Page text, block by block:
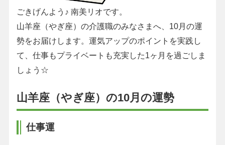
ごきげんよう♪ 南美リオです。
山羊座（やぎ座）の介護職のみなさまへ、10月の運
勢をお届けします。運気アップのポイントを実践し
て、仕事もプライベートも充実した1ヶ月を過ごしま
しょう☆
山羊座（やぎ座）の10月の運勢
仕事運